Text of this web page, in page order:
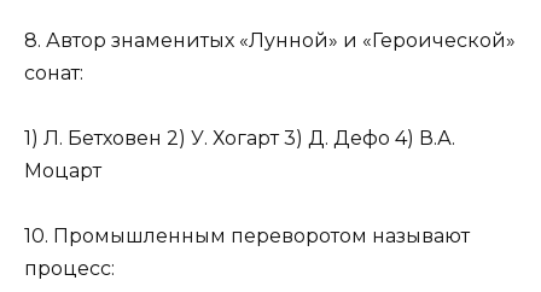
8. Автор знаменитых «Лунной» и «Героической»
сонат:
1) Л. Бетховен 2) У. Хогарт 3) Д. Дефо 4) В.А.
Моцарт
10. Промышленным переворотом называют
процесс: